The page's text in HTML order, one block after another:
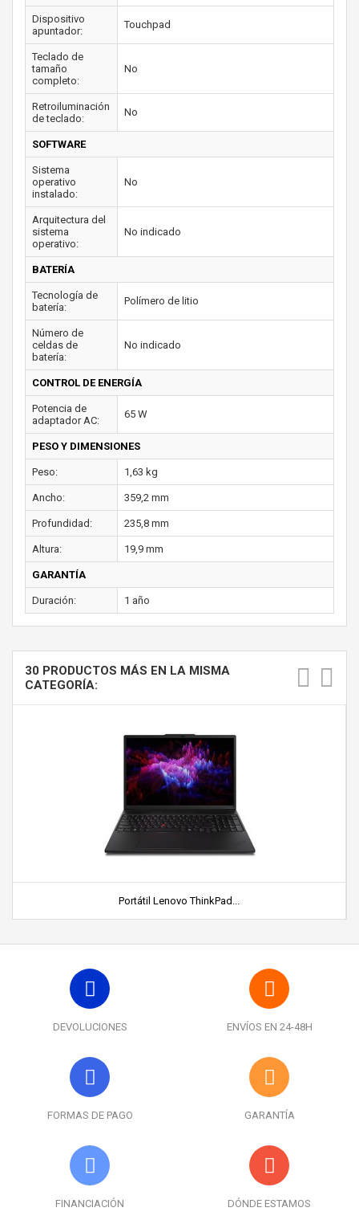
Dispositivo
apuntador:
Touchpad
Teclado de
tamaño
completo:
No
Retroiluminación
de teclado:
No
SOFTWARE
Sistema
operativo
instalado:
No
Arquitectura del
sistema
operativo:
No indicado
BATERÍA
Tecnología de
batería:
Polímero de litio
Número de
celdas de
batería:
No indicado
CONTROL DE ENERGÍA
Potencia de
adaptador AC:
65 W
PESO Y DIMENSIONES
Peso: 1,63 kg
Ancho: 359,2 mm
Profundidad: 235,8 mm
Altura: 19,9 mm
GARANTÍA
Duración: 1 año
30 PRODUCTOS MÁS EN LA MISMA
CATEGORÍA:
Portátil Lenovo ThinkPad...
DEVOLUCIONES ENVÍOS EN 24-48H
FORMAS DE PAGO GARANTÍA
FINANCIACIÓN DÓNDE ESTAMOS